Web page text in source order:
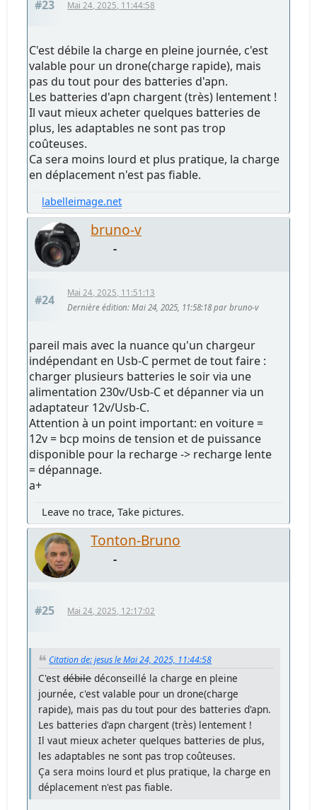
#23 Mai 24, 2025, 11:44:58
C'est débile la charge en pleine journée, c'est
valable pour un drone(charge rapide), mais
pas du tout pour des batteries d'apn.
Les batteries d'apn chargent (très) lentement !
Il vaut mieux acheter quelques batteries de
plus, les adaptables ne sont pas trop
coûteuses.
Ca sera moins lourd et plus pratique, la charge
en déplacement n'est pas fiable.
labelleimage.net
bruno-v
-
#24
Mai 24, 2025, 11:51:13
Dernière édition: Mai 24, 2025, 11:58:18 par bruno-v
pareil mais avec la nuance qu'un chargeur
indépendant en Usb-C permet de tout faire :
charger plusieurs batteries le soir via une
alimentation 230v/Usb-C et dépanner via un
adaptateur 12v/Usb-C.
Attention à un point important: en voiture =
12v = bcp moins de tension et de puissance
disponible pour la recharge -> recharge lente
= dépannage.
a+
Leave no trace, Take pictures.
Tonton-Bruno
-
#25 Mai 24, 2025, 12:17:02
Citation de: jesus le Mai 24, 2025, 11:44:58
C'estdébiledéconseillé la charge en pleine
journée, c'est valable pour un drone(charge
rapide), mais pas du tout pour des batteries d'apn.
Les batteries d'apn chargent (très) lentement !
Il vaut mieux acheter quelques batteries de plus,
les adaptables ne sont pas trop coûteuses.
Ça sera moins lourd et plus pratique, la charge en
déplacement n'est pas fiable.